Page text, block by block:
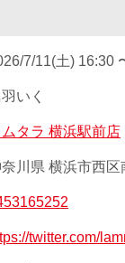
7/11(土) 16:30
いく
ムタラ 横浜駅前店
川県 横浜市西区
twitter.com/